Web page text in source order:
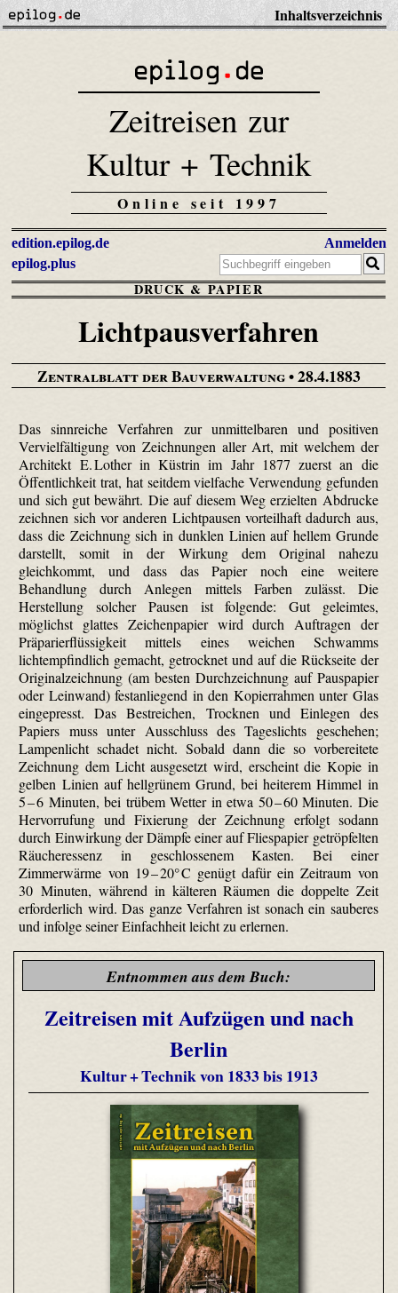
Inhaltsverzeichnis
Zeitreisen zur
Kultur + Technik
Online seit 1997
edition.epilog.de
epilog.plus
Anmelden
DRUCK & PAPIER
Lichtpausverfahren
Zentralblatt der Bauverwaltung• 28.4.1883
Das sinnreiche Verfahren zur unmittelbaren und positiven
Vervielfältigung von Zeichnungen aller Art, mit welchem der
Architekt E. Lother in Küstrin im Jahr 1877 zuerst an die
Öffentlichkeit trat, hat seitdem vielfache Verwendung gefunden
und sich gut bewährt. Die auf diesem Weg erzielten Abdrucke
zeichnen sich vor anderen Lichtpausen vorteilhaft dadurch aus,
dass die Zeichnung sich in dunklen Linien auf hellem Grunde
darstellt, somit in der Wirkung dem Original nahezu
gleichkommt, und dass das Papier noch eine weitere
Behandlung durch Anlegen mittels Farben zulässt. Die
Herstellung solcher Pausen ist folgende: Gut geleimtes,
möglichst glattes Zeichenpapier wird durch Auftragen der
Präparierflüssigkeit mittels eines weichen Schwamms
lichtempfindlich gemacht, getrocknet und auf die Rückseite der
Originalzeichnung (am besten Durchzeichnung auf Pauspapier
oder Leinwand) festanliegend in den Kopierrahmen unter Glas
eingepresst. Das Bestreichen, Trocknen und Einlegen des
Papiers muss unter Ausschluss des Tageslichts geschehen;
Lampenlicht schadet nicht. Sobald dann die so vorbereitete
Zeichnung dem Licht ausgesetzt wird, erscheint die Kopie in
gelben Linien auf hellgrünem Grund, bei heiterem Himmel in
5 – 6 Minuten, bei trübem Wetter in etwa 50 – 60 Minuten. Die
Hervorrufung und Fixierung der Zeichnung erfolgt sodann
durch Einwirkung der Dämpfe einer auf Fliespapier getröpfelten
Räucheressenz in geschlossenem Kasten. Bei einer
Zimmerwärme von 19 – 20° C genügt dafür ein Zeitraum von
30 Minuten, während in kälteren Räumen die doppelte Zeit
erforderlich wird. Das ganze Verfahren ist sonach ein sauberes
und infolge seiner Einfachheit leicht zu erlernen.
Entnommen aus dem Buch:
Zeitreisen mit Aufzügen und nach
Berlin
Kultur + Technik von 1833 bis 1913